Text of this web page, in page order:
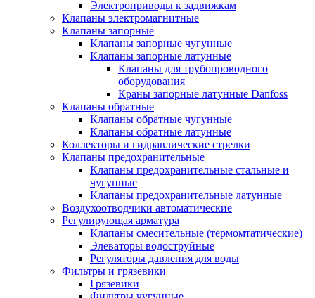
Электроприводы к задвижкам
Клапаны электромагнитные
Клапаны запорные
Клапаны запорные чугунные
Клапаны запорные латунные
Клапаны для трубопроводного
оборудования
Краны запорные латунные Danfoss
Клапаны обратные
Клапаны обратные чугунные
Клапаны обратные латунные
Коллекторы и гидравлические стрелки
Клапаны предохранительные
Клапаны предохранительные стальные и
чугунные
Клапаны предохранительные латунные
Воздухоотводчики автоматические
Регулирующая арматура
Клапаны смесительные (термомтатические)
Элеваторы водоструйные
Регуляторы давления для воды
Фильтры и грязевики
Грязевики